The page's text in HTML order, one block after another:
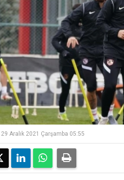
29 Aralık 2021 Çarşamba 05:55